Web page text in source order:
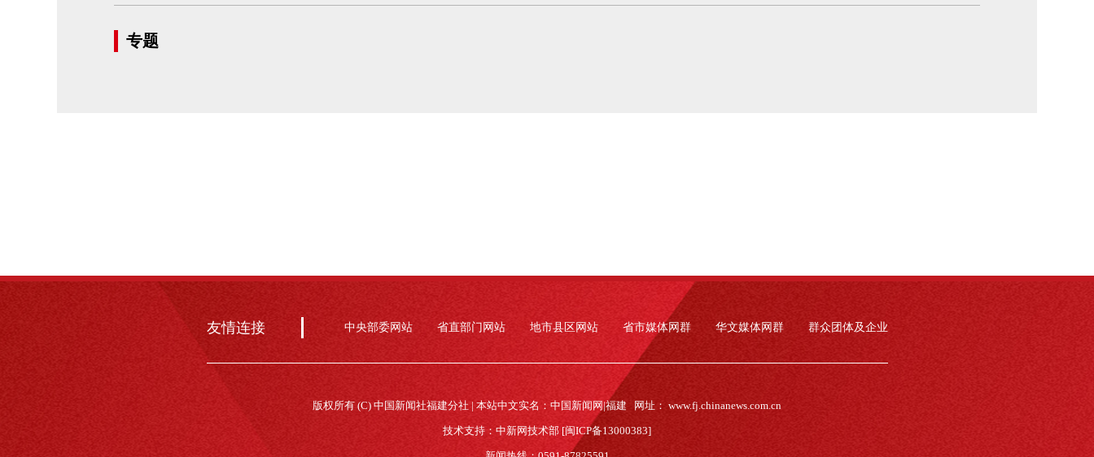
专题
友情连接 中央部委网站 省直部门网站 地市县区网站 省市媒体网群 华文媒体网群 群众团体及企业
版权所有 (C) 中国新闻社福建分社 | 本站中文实名：中国新闻网|福建 网址： www.fj.chinanews.com.cn
技术支持：中新网技术部 [闽ICP备13000383]